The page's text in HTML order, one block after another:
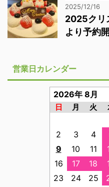
2025/12/16
2025クリ
より予約開
営業日カレンダー
2026年 8月
日 月 火
2
3 4
9
10 11
16
17 18
23
24 25